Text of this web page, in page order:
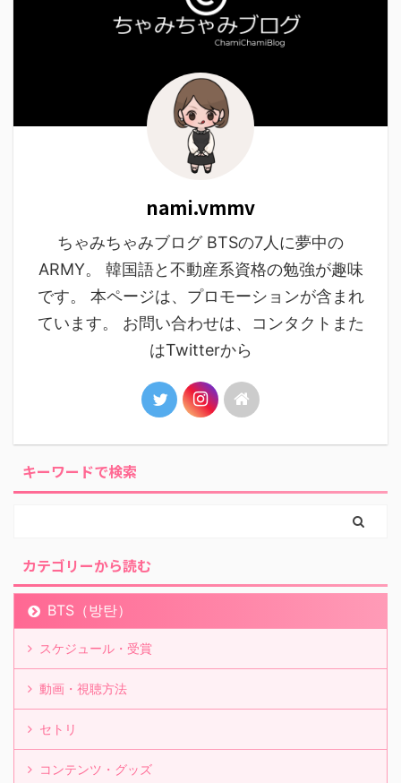
nami.vmmv
ちゃみちゃみブログ BTSの7人に夢中の
ARMY。 韓国語と不動産系資格の勉強が趣味
です。 本ページは、プロモーションが含まれ
ています。 お問い合わせは、コンタクトまた
はTwitterから
キーワードで検索
カテゴリーから読む
BTS（방탄）
スケジュール・受賞
動画・視聴方法
セトリ
コンテンツ・グッズ